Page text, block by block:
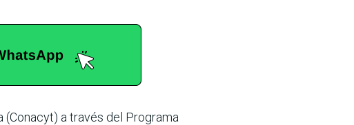
a través del Programa